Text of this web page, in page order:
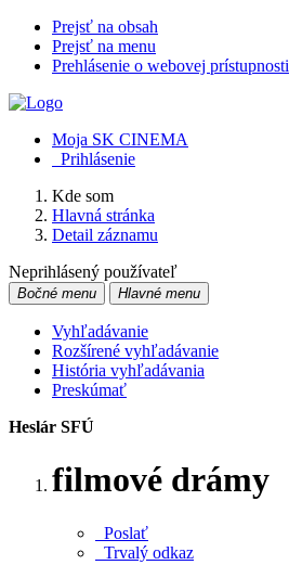
Prejsť na obsah
Prejsť na menu
Prehlásenie o webovej prístupnosti
Moja SK CINEMA
Prihlásenie
Kde som
Hlavná stránka
Detail záznamu
Neprihlásený používateľ
Bočné menu Hlavné menu
Vyhľadávanie
Rozšírené vyhľadávanie
História vyhľadávania
Preskúmať
Heslár SFÚ
filmové drámy
Poslať
Trvalý odkaz